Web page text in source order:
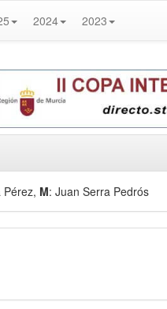
2024 2023
Pérez, M: Juan Serra Pedrós